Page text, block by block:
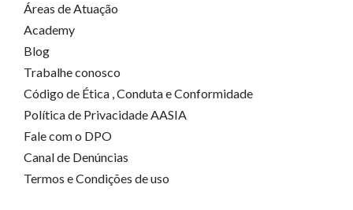
Áreas de Atuação
Academy
Blog
Trabalhe conosco
Código de Ética , Conduta e Conformidade
Política de Privacidade AASIA
Fale com o DPO
Canal de Denúncias
Termos e Condições de uso